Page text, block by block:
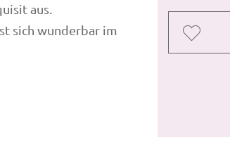
aus.
sich wunderbar im